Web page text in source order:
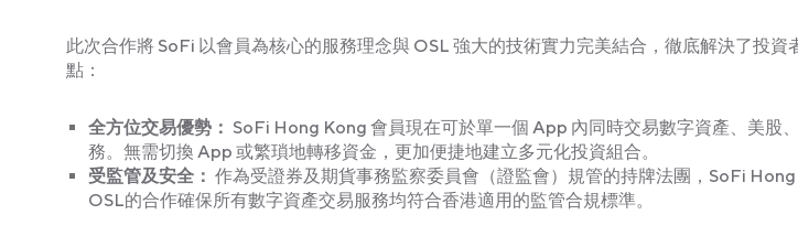
此次合作將 SoFi 以會員為核心的服務理念與 OSL 強大的技術實力完美結合，徹底解決了投資
點：
全方位交易優勢： SoFi Hong Kong 會員現在可於單一個 App 內同時交易數字資產、美股
務。無需切換 App 或繁瑣地轉移資金，更加便捷地建立多元化投資組合。
受監管及安全： 作為受證券及期貨事務監察委員會（證監會）規管的持牌法團，SoFi
OSL的合作確保所有數字資產交易服務均符合香港適用的監管合規標準。